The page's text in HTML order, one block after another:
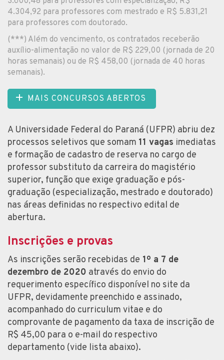
4.304,92 para professores com mestrado e R$ 5.831,21
para professores com doutorado.
(***) Além do vencimento, os contratados receberão
auxílio-alimentação no valor de R$ 229,00 (jornada de 20
horas semanais) ou de R$ 458,00 (jornada de 40 horas
semanais).
MAIS CONCURSOS ABERTOS
A Universidade Federal do Paraná (UFPR) abriu dez
processos seletivos que somam 11 vagas imediatas
e formação de cadastro de reserva no cargo de
professor substituto da carreira do magistério
superior, função que exige graduação e pós-
graduação (especialização, mestrado e doutorado)
nas áreas definidas no respectivo edital de
abertura.
Inscrições e provas
As inscrições serão recebidas de 1º a 7 de
dezembro de 2020 através do envio do
requerimento específico disponível no site da
UFPR, devidamente preenchido e assinado,
acompanhado do curriculum vitae e do
comprovante de pagamento da taxa de inscrição de
R$ 45,00 para o e-mail do respectivo
departamento (vide lista abaixo).